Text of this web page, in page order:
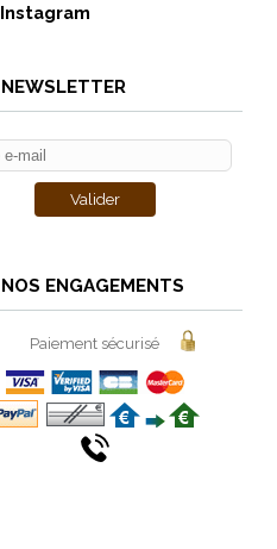
Instagram
NEWSLETTER
NOS ENGAGEMENTS
Paiement sécurisé